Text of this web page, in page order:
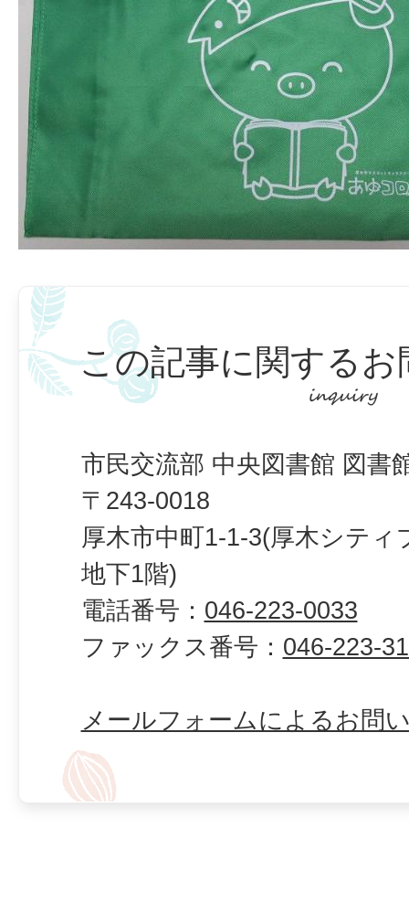
この記事に関するお
市民交流部 中央図書館 図書
〒243-0018
厚木市中町1-1-3(厚木シティ
地下1階)
電話番号： 046-223-0033
ファックス番号： 046-223-
メールフォームによるお問